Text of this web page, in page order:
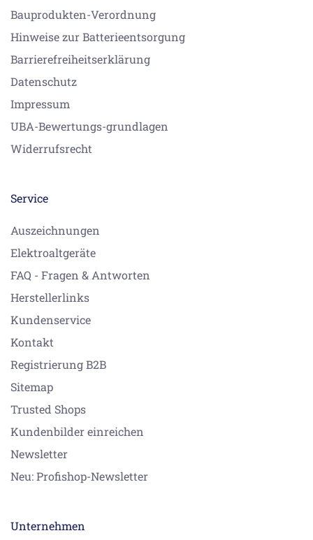
Bauprodukten-Verordnung
Hinweise zur Batterieentsorgung
Barrierefreiheitserklärung
Datenschutz
Impressum
UBA-Bewertungs-grundlagen
Widerrufsrecht
Service
Auszeichnungen
Elektroaltgeräte
FAQ - Fragen & Antworten
Herstellerlinks
Kundenservice
Kontakt
Registrierung B2B
Sitemap
Trusted Shops
Kundenbilder einreichen
Newsletter
Neu: Profishop-Newsletter
Unternehmen